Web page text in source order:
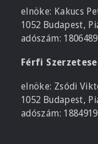
elnöke: Kakucs
1052 Budapest,
adószám:
Férfi
elnöke: Zsódi
1052 Budapest,
adószám: